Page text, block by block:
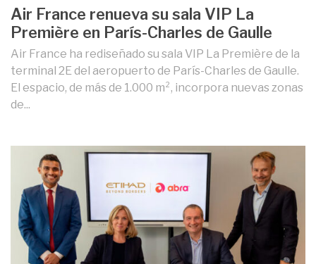
Air France renueva su sala VIP La
Première en París-Charles de Gaulle
Air France ha rediseñado su sala VIP La Première de la
terminal 2E del aeropuerto de París-Charles de Gaulle.
El espacio, de más de 1.000 m², incorpora nuevas zonas
de...